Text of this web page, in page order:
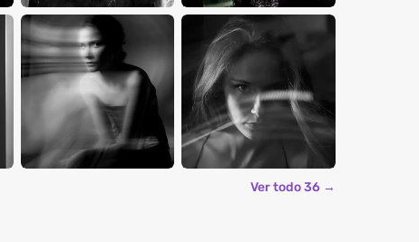
Ver todo 36 →